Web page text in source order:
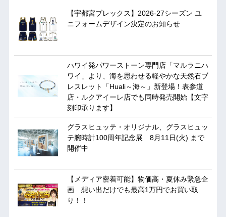
【宇都宮ブレックス】2026-27シーズン ユ
ニフォームデザイン決定のお知らせ
ハワイ発パワーストーン専門店「マルラニハ
ワイ」より、海を思わせる軽やかな天然石ブ
レスレット「Huali～海～」新登場！表参道
店・ルクアイーレ店でも同時発売開始【文字
刻印承ります】
グラスヒュッテ・オリジナル、グラスヒュッ
テ腕時計100周年記念展 8月11日(火) まで
開催中
【メディア密着可能】物価高・夏休み緊急企
画 想い出だけでも最高1万円でお買い取
り！！